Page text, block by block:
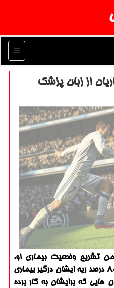
منو
از زبان پزشك
تشریح وضعیت بیماری او،
اظهار داشت: متاسفانه بیش از 80 درصد ریه ایشان درگیر بیماری
که برایشان به کار برده